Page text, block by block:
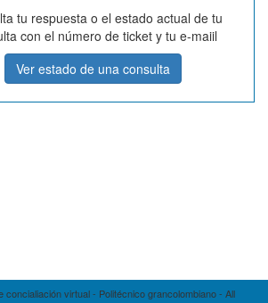
tu respuesta o el estado actual de tu
con el número de ticket y tu e-maiil
Ver estado de una consulta
virtual - Politécnico grancolombiano - All